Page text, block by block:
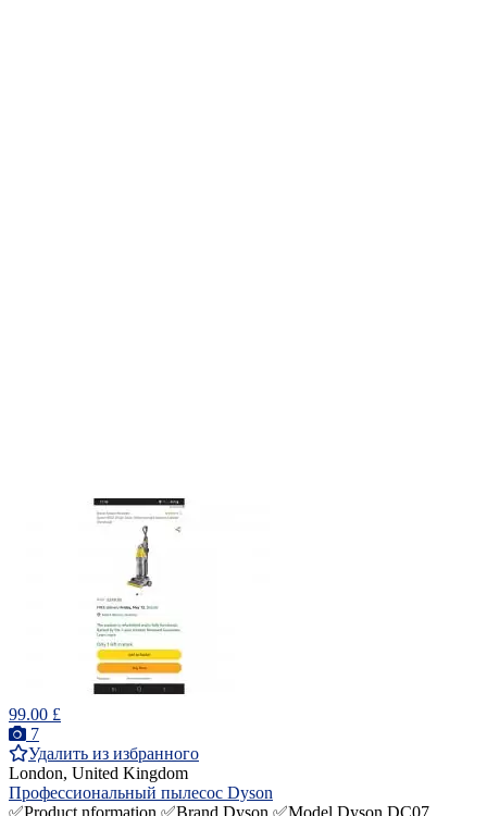
99.00 £
7
Удалить из избранного
London, United Kingdom
Профессиональный пылесос Dyson